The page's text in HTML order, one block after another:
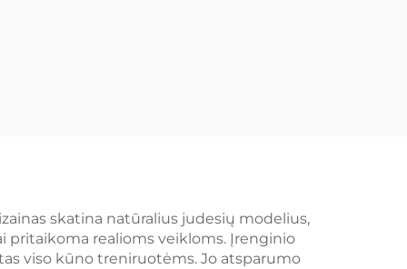
skatina natūralius judesių modelius,
realioms veikloms. Įrenginio
viso kūno treniruotėms. Jo atsparumo